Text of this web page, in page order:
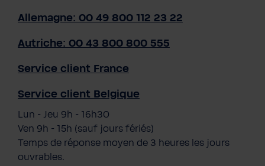
Allemagne: 00 49 800 112 23 22
Autriche: 00 43 800 800 555
Service client France
Service client Belgique
Lun - Jeu 9h - 16h30
Ven 9h - 15h (sauf jours fériés)
Temps de réponse moyen de 3 heures les jours
ouvrables.